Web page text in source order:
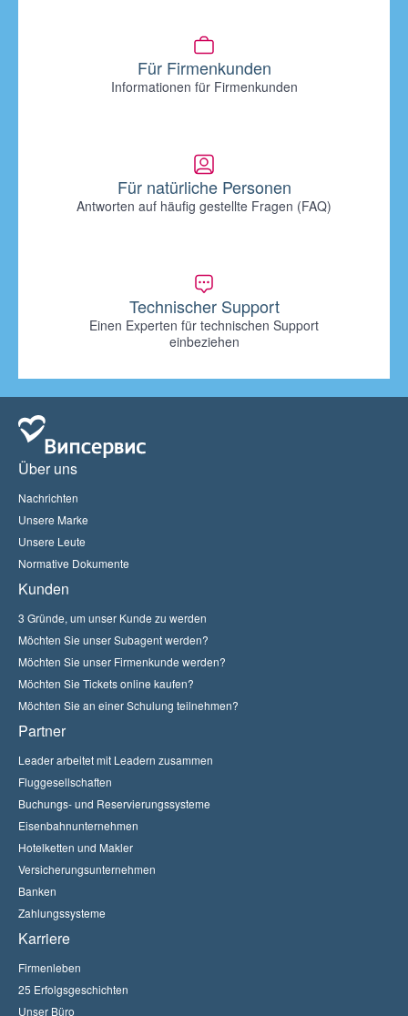
Für Firmenkunden
Informationen für Firmenkunden
Für natürliche Personen
Antworten auf häufig gestellte Fragen (FAQ)
Technischer Support
Einen Experten für technischen Support
einbeziehen
Über uns
Nachrichten
Unsere Marke
Unsere Leute
Normative Dokumente
Kunden
3 Gründe, um unser Kunde zu werden
Möchten Sie unser Subagent werden?
Möchten Sie unser Firmenkunde werden?
Möchten Sie Tickets online kaufen?
Möchten Sie an einer Schulung teilnehmen?
Partner
Leader arbeitet mit Leadern zusammen
Fluggesellschaften
Buchungs- und Reservierungssysteme
Eisenbahnunternehmen
Hotelketten und Makler
Versicherungsunternehmen
Banken
Zahlungssysteme
Karriere
Firmenleben
25 Erfolgsgeschichten
Unser Büro